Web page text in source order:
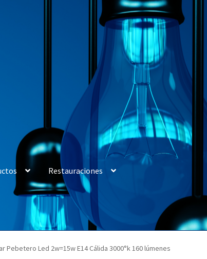
Restauraciones
Pebetero Led 2w=15w E14 Cálida 3000°k 160 lúmenes